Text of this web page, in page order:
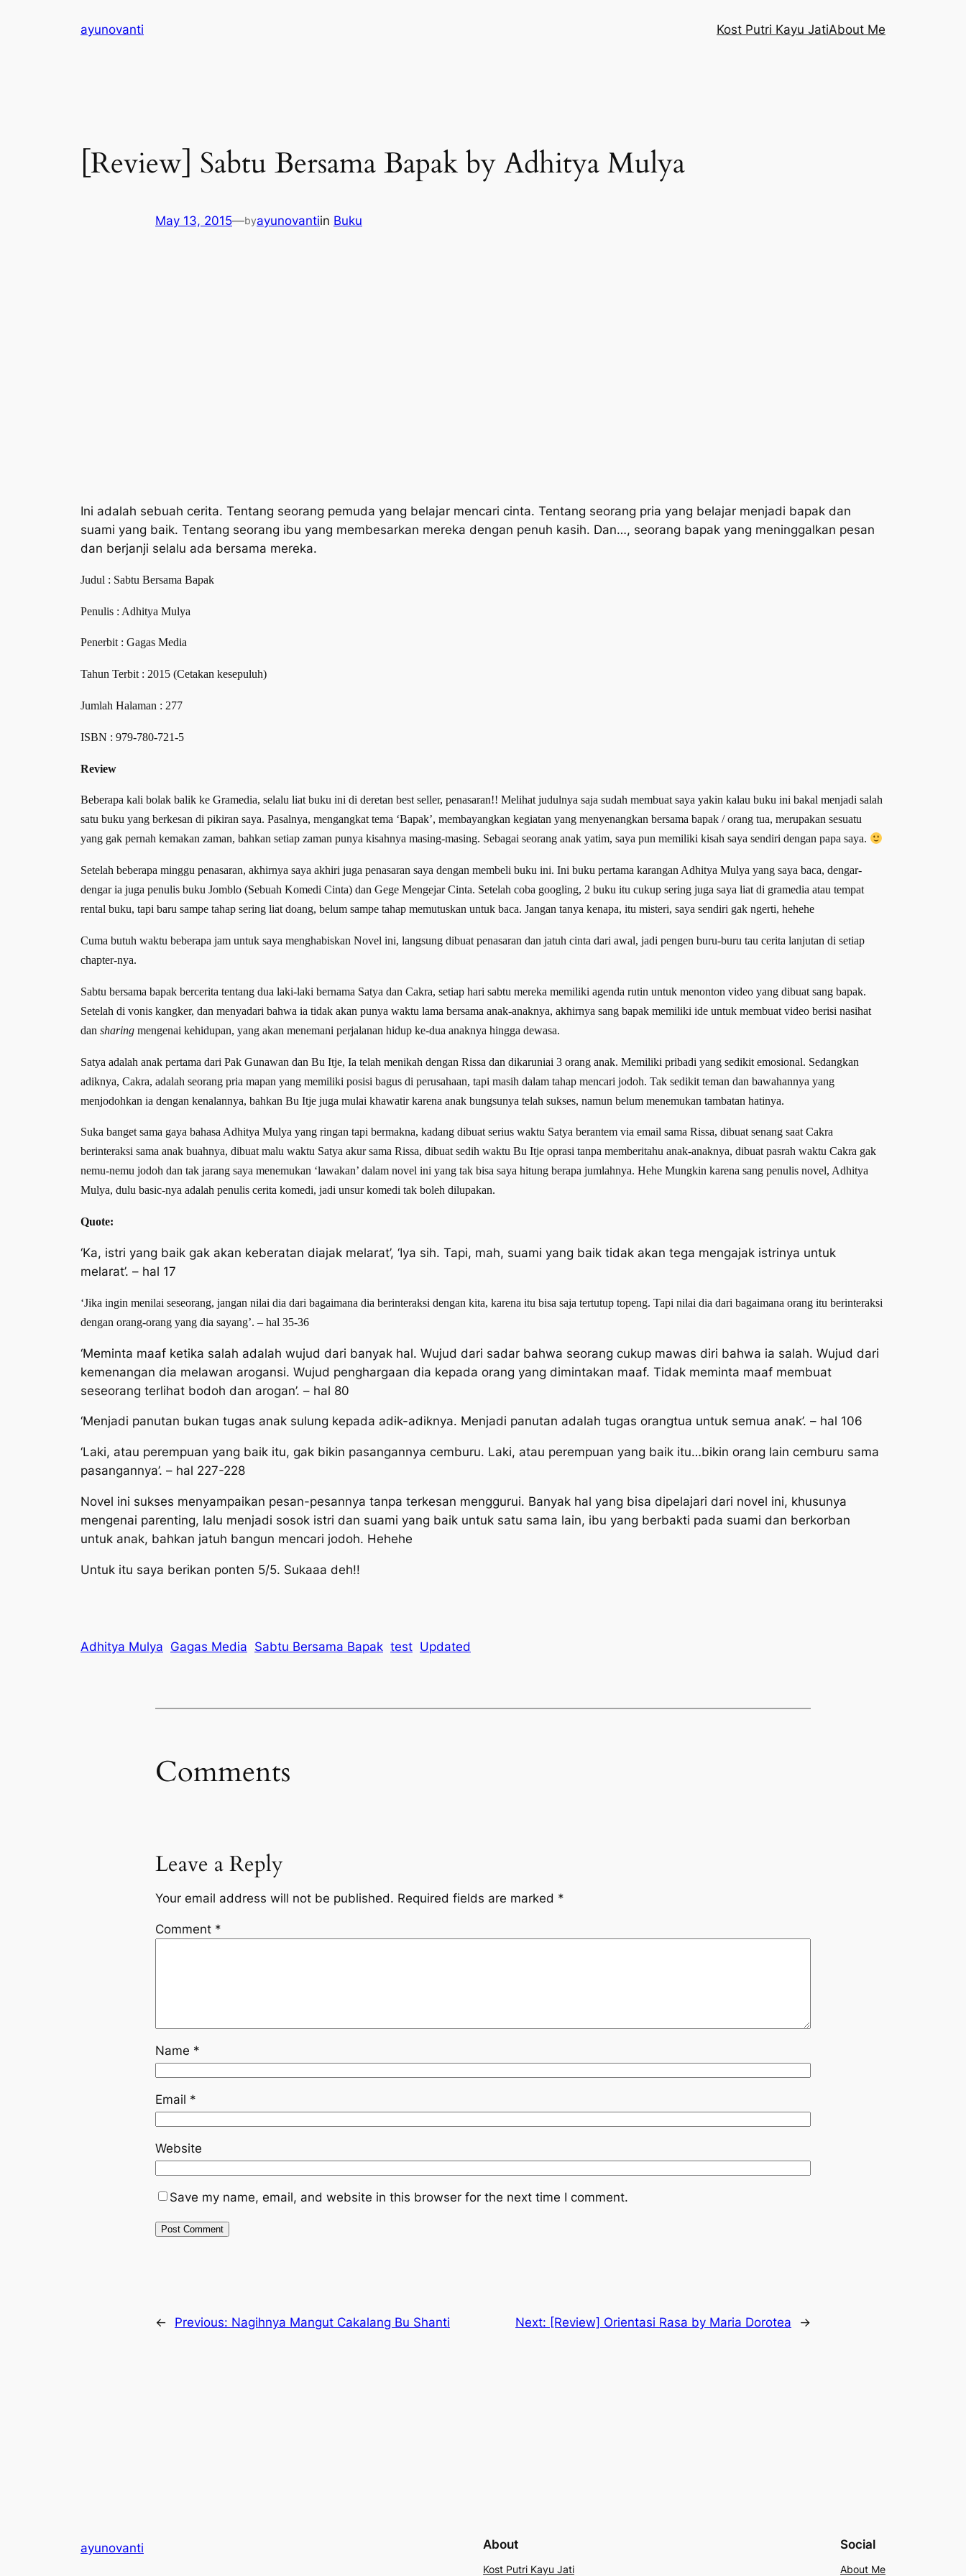
ayunovanti Kost Putri Kayu JatiAbout Me
[Review] Sabtu Bersama Bapak by Adhitya Mulya
May 13, 2015—byayunovantiin Buku
Ini adalah sebuah cerita. Tentang seorang pemuda yang belajar mencari cinta. Tentang seorang pria yang belajar menjadi bapak dan
suami yang baik. Tentang seorang ibu yang membesarkan mereka dengan penuh kasih. Dan…, seorang bapak yang meninggalkan pesan
dan berjanji selalu ada bersama mereka.
Judul : Sabtu Bersama Bapak
Penulis : Adhitya Mulya
Penerbit : Gagas Media
Tahun Terbit : 2015 (Cetakan kesepuluh)
Jumlah Halaman : 277
ISBN : 979-780-721-5
Review
Beberapa kali bolak balik ke Gramedia, selalu liat buku ini di deretan best seller, penasaran!! Melihat judulnya saja sudah membuat saya yakin kalau buku ini bakal menjadi salah
satu buku yang berkesan di pikiran saya. Pasalnya, mengangkat tema ‘Bapak’, membayangkan kegiatan yang menyenangkan bersama bapak / orang tua, merupakan sesuatu
yang gak pernah kemakan zaman, bahkan setiap zaman punya kisahnya masing-masing. Sebagai seorang anak yatim, saya pun memiliki kisah saya sendiri dengan papa saya.
Setelah beberapa minggu penasaran, akhirnya saya akhiri juga penasaran saya dengan membeli buku ini. Ini buku pertama karangan Adhitya Mulya yang saya baca, dengar-
dengar ia juga penulis buku Jomblo (Sebuah Komedi Cinta) dan Gege Mengejar Cinta. Setelah coba googling, 2 buku itu cukup sering juga saya liat di gramedia atau tempat
rental buku, tapi baru sampe tahap sering liat doang, belum sampe tahap memutuskan untuk baca. Jangan tanya kenapa, itu misteri, saya sendiri gak ngerti, hehehe
Cuma butuh waktu beberapa jam untuk saya menghabiskan Novel ini, langsung dibuat penasaran dan jatuh cinta dari awal, jadi pengen buru-buru tau cerita lanjutan di setiap
chapter-nya.
Sabtu bersama bapak bercerita tentang dua laki-laki bernama Satya dan Cakra, setiap hari sabtu mereka memiliki agenda rutin untuk menonton video yang dibuat sang bapak.
Setelah di vonis kangker, dan menyadari bahwa ia tidak akan punya waktu lama bersama anak-anaknya, akhirnya sang bapak memiliki ide untuk membuat video berisi nasihat
dan sharing mengenai kehidupan, yang akan menemani perjalanan hidup ke-dua anaknya hingga dewasa.
Satya adalah anak pertama dari Pak Gunawan dan Bu Itje, Ia telah menikah dengan Rissa dan dikaruniai 3 orang anak. Memiliki pribadi yang sedikit emosional. Sedangkan
adiknya, Cakra, adalah seorang pria mapan yang memiliki posisi bagus di perusahaan, tapi masih dalam tahap mencari jodoh. Tak sedikit teman dan bawahannya yang
menjodohkan ia dengan kenalannya, bahkan Bu Itje juga mulai khawatir karena anak bungsunya telah sukses, namun belum menemukan tambatan hatinya.
Suka banget sama gaya bahasa Adhitya Mulya yang ringan tapi bermakna, kadang dibuat serius waktu Satya berantem via email sama Rissa, dibuat senang saat Cakra
berinteraksi sama anak buahnya, dibuat malu waktu Satya akur sama Rissa, dibuat sedih waktu Bu Itje oprasi tanpa memberitahu anak-anaknya, dibuat pasrah waktu Cakra gak
nemu-nemu jodoh dan tak jarang saya menemukan ‘lawakan’ dalam novel ini yang tak bisa saya hitung berapa jumlahnya. Hehe Mungkin karena sang penulis novel, Adhitya
Mulya, dulu basic-nya adalah penulis cerita komedi, jadi unsur komedi tak boleh dilupakan.
Quote:
‘Ka, istri yang baik gak akan keberatan diajak melarat’, ‘Iya sih. Tapi, mah, suami yang baik tidak akan tega mengajak istrinya untuk
melarat’. – hal 17
‘Jika ingin menilai seseorang, jangan nilai dia dari bagaimana dia berinteraksi dengan kita, karena itu bisa saja tertutup topeng. Tapi nilai dia dari bagaimana orang itu berinteraksi
dengan orang-orang yang dia sayang’. – hal 35-36
‘Meminta maaf ketika salah adalah wujud dari banyak hal. Wujud dari sadar bahwa seorang cukup mawas diri bahwa ia salah. Wujud dari
kemenangan dia melawan arogansi. Wujud penghargaan dia kepada orang yang dimintakan maaf. Tidak meminta maaf membuat
seseorang terlihat bodoh dan arogan’. – hal 80
‘Menjadi panutan bukan tugas anak sulung kepada adik-adiknya. Menjadi panutan adalah tugas orangtua untuk semua anak’. – hal 106
‘Laki, atau perempuan yang baik itu, gak bikin pasangannya cemburu. Laki, atau perempuan yang baik itu…bikin orang lain cemburu sama
pasangannya’. – hal 227-228
Novel ini sukses menyampaikan pesan-pesannya tanpa terkesan menggurui. Banyak hal yang bisa dipelajari dari novel ini, khusunya
mengenai parenting, lalu menjadi sosok istri dan suami yang baik untuk satu sama lain, ibu yang berbakti pada suami dan berkorban
untuk anak, bahkan jatuh bangun mencari jodoh. Hehehe
Untuk itu saya berikan ponten 5/5. Sukaaa deh!!
Adhitya Mulya Gagas Media Sabtu Bersama Bapak test Updated
Comments
Leave a Reply
Your email address will not be published. Required fields are marked *
Comment *
Name *
Email *
Website
Save my name, email, and website in this browser for the next time I comment.
← Previous: Nagihnya Mangut Cakalang Bu Shanti Next: [Review] Orientasi Rasa by Maria Dorotea →
ayunovanti About
Kost Putri Kayu Jati
Social
About Me